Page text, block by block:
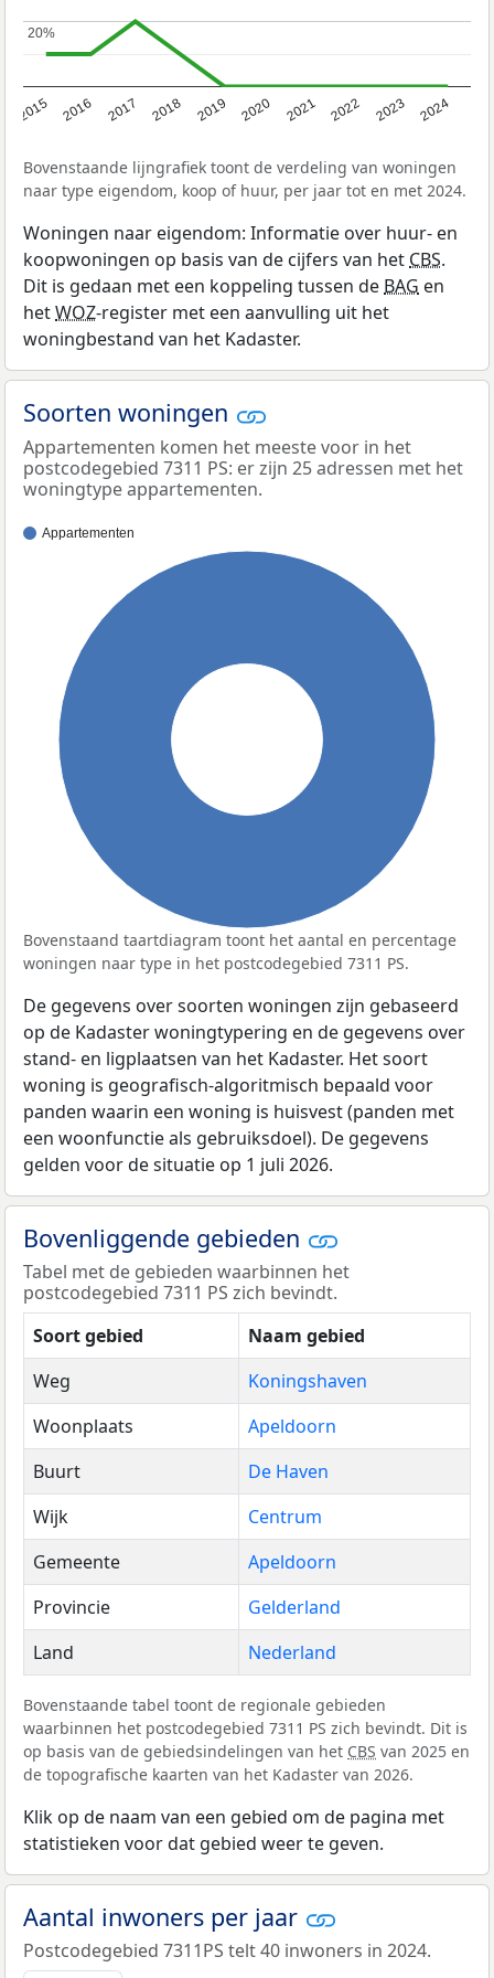
2015 2016 2017 2018 2019 2020 2021 2022 2023 2024
20%
20%
Bovenstaande lijngrafiek toont de verdeling van woningen
naar type eigendom, koop of huur, per jaar tot en met 2024.
Woningen naar eigendom: Informatie over huur- en
koopwoningen op basis van de cijfers van hetCBS.
Dit is gedaan met een koppeling tussen deBAG en
hetWOZ-register met een aanvulling uit het
woningbestand van het Kadaster.
Soorten woningen
Appartementen komen het meeste voor in het
postcodegebied 7311 PS: er zijn 25 adressen met het
woningtype appartementen.
Appartementen
Bovenstaand taartdiagram toont het aantal en percentage
woningen naar type in het postcodegebied 7311 PS.
De gegevens over soorten woningen zijn gebaseerd
op de Kadaster woningtypering en de gegevens over
stand- en ligplaatsen van het Kadaster. Het soort
woning is geografisch-algoritmisch bepaald voor
panden waarin een woning is huisvest (panden met
een woonfunctie als gebruiksdoel). De gegevens
gelden voor de situatie op 1 juli 2026.
Bovenliggende gebieden
Tabel met de gebieden waarbinnen het
postcodegebied 7311 PS zich bevindt.
Soort gebied
Naam gebied
Weg
Koningshaven
Woonplaats
Apeldoorn
Buurt
De Haven
Wijk
Centrum
Gemeente
Apeldoorn
Provincie
Gelderland
Land
Nederland
Bovenstaande tabel toont de regionale gebieden
waarbinnen het postcodegebied 7311 PS zich bevindt. Dit is
op basis van de gebiedsindelingen van het CBS van 2025 en
de topografische kaarten van het Kadaster van 2026.
Klik op de naam van een gebied om de pagina met
statistieken voor dat gebied weer te geven.
Aantal inwoners per jaar
Postcodegebied 7311PS telt 40 inwoners in 2024.